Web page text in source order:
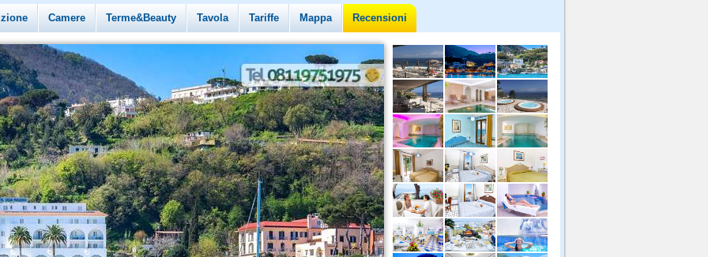
Camere Terme&Beauty Tavola Tariffe Mappa Recensioni